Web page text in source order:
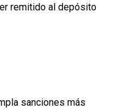
remitido al depósito
sanciones más